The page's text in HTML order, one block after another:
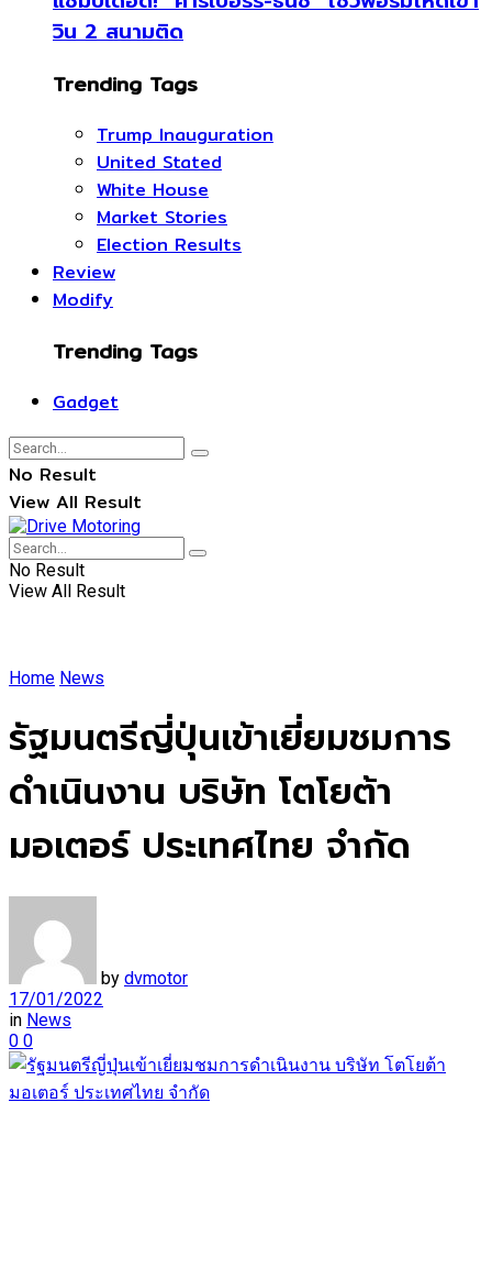
วิน 2 สนามติด
Trending Tags
Trump Inauguration
United Stated
White House
Market Stories
Election Results
Review
Modify
Trending Tags
Gadget
No Result
View All Result
No Result
View All Result
Home News
รัฐมนตรีญี่ปุ่นเข้าเยี่ยมชมการ
ดำเนินงาน บริษัท โตโยต้า
มอเตอร์ ประเทศไทย จำกัด
by dvmotor
17/01/2022
in News
0 0